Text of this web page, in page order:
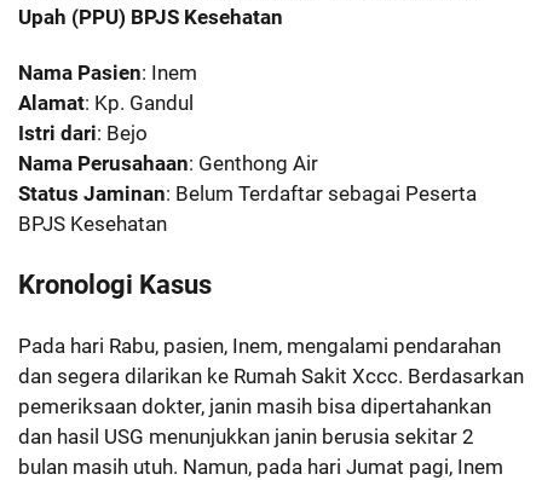
Upah (PPU) BPJS Kesehatan
Nama Pasien: Inem
Alamat: Kp. Gandul
Istri dari: Bejo
Nama Perusahaan: Genthong Air
Status Jaminan: Belum Terdaftar sebagai Peserta
BPJS Kesehatan
Kronologi Kasus
Pada hari Rabu, pasien, Inem, mengalami pendarahan
dan segera dilarikan ke Rumah Sakit Xccc. Berdasarkan
pemeriksaan dokter, janin masih bisa dipertahankan
dan hasil USG menunjukkan janin berusia sekitar 2
bulan masih utuh. Namun, pada hari Jumat pagi, Inem